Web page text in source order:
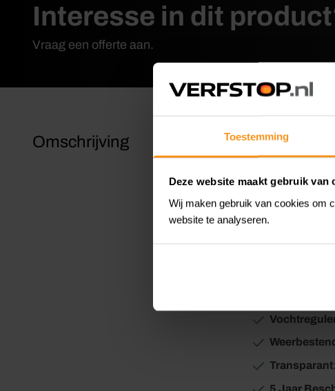
Toestemming
Deze website maakt gebruik van
Wij maken gebruik van cookies om
website te analyseren.
Interesse in dit
Vraag een offerte aan.
Omschrijving Rambo
extra UV-filter
elementen
Transparant
5 Jaar